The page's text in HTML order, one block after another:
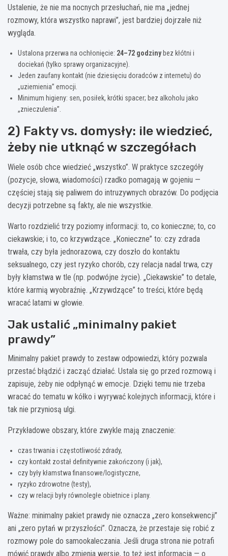
Ustalenie, że nie ma nocnych przesłuchań, nie ma „jednej
rozmowy, która wszystko naprawi”, jest bardziej dojrzałe niż
wygląda.
Ustalona przerwa na ochłonięcie: 24–72 godzinybez kłótni i
dociekań (tylko sprawy organizacyjne).
Jeden zaufany kontakt (nie dziesięciu doradców z internetu) do
„uziemienia” emocji.
Minimum higieny: sen, posiłek, krótki spacer; bez alkoholu jako
„znieczulenia”.
2) Fakty vs. domysły: ile wiedzieć,
żeby nie utknąć w szczegółach
Wiele osób chce wiedzieć „wszystko”. W praktyce szczegóły
(pozycje, słowa, wiadomości) rzadko pomagają w gojeniu —
częściej stają się paliwem do intruzywnych obrazów. Do podjęcia
decyzji potrzebne są fakty, ale nie wszystkie.
Warto rozdzielić trzy poziomy informacji: to, co konieczne; to, co
ciekawskie; i to, co krzywdzące. „Konieczne” to: czy zdrada
trwała, czy była jednorazowa, czy doszło do kontaktu
seksualnego, czy jest ryzyko chorób, czy relacja nadal trwa, czy
były kłamstwa w tle (np. podwójne życie). „Ciekawskie” to detale,
które karmią wyobraźnię. „Krzywdzące” to treści, które będą
wracać latami w głowie.
Jak ustalić „minimalny pakiet
prawdy”
Minimalny pakiet prawdy to zestaw odpowiedzi, który pozwala
przestać błądzić i zacząć działać. Ustala się go przed rozmową i
zapisuje, żeby nie odpłynąć w emocje. Dzięki temu nie trzeba
wracać do tematu w kółko i wyrywać kolejnych informacji, które i
tak nie przyniosą ulgi.
Przykładowe obszary, które zwykle mają znaczenie:
czas trwania i częstotliwość zdrady,
czy kontakt został definitywnie zakończony (i jak),
czy były kłamstwa finansowe/logistyczne,
ryzyko zdrowotne (testy),
czy w relacji były równoległe obietnice i plany.
Ważne: minimalny pakiet prawdy nie oznacza „zero konsekwencji”
ani „zero pytań w przyszłości”. Oznacza, że przestaje się robić z
rozmowy pole do samookaleczania. Jeśli druga strona nie potrafi
mówić prawdy albo zmienia wersje, to też jest informacja — o